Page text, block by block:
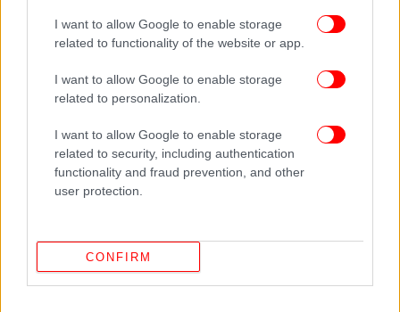
I want to allow Google to enable storage
related to functionality of the website or app.
I want to allow Google to enable storage
related to personalization.
I want to allow Google to enable storage
related to security, including authentication
functionality and fraud prevention, and other
user protection.
CONFIRM
Ακολουθήστε το στο Google News
και μάθετε
πρώτοι όλες τις ειδήσεις
Δείτε όλες τις τελευταίεςΕιδήσειςαπό την Ελλάδα και τον Κόσμο,
ΔΙΑΒΑΣΤΕ ΠΕΡΙΣΣΟΤΕΡΑ ΝΟΜΟΣΧΈΔΙΟ ΑΝΕΡΓΊΑ ΤΡΌΙΚΑ
ΕΡΓΑΣΊΑΣ
ΡΎΘΜΙΣΗ ΓΙΏΡΓΟΣ ΚΟΥΤΡΟΥΜΆΝΗΣ